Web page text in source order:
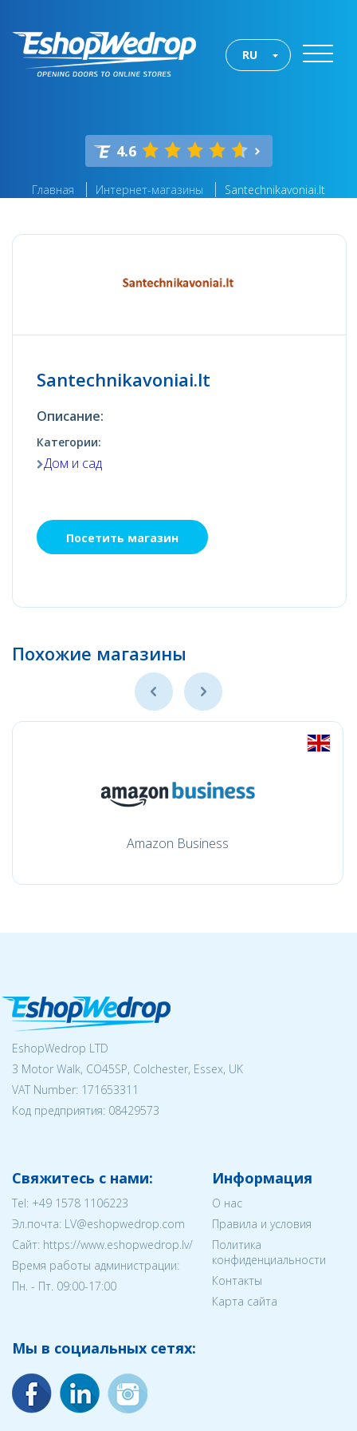
RU
4.6
Главная Интернет-магазины Santechnikavoniai.lt
Santechnikavoniai.lt
Описание:
Категории:
Дом и сад
Посетить магазин
Похожие магазины
Amazon Business
EshopWedrop LTD
3 Motor Walk, CO45SP, Colchester, Essex, UK
VAT Number: 171653311
Код предприятия: 08429573
Свяжитесь с нами:
Tel: +49 1578 1106223
Эл.почта: LV@eshopwedrop.com
Cайт: https://www.eshopwedrop.lv/
Время работы администрации:
Пн. - Пт. 09:00-17:00
Информация
О нас
Правила и условия
Политика
конфиденциальности
Контакты
Карта сайта
Мы в социальных сетях: